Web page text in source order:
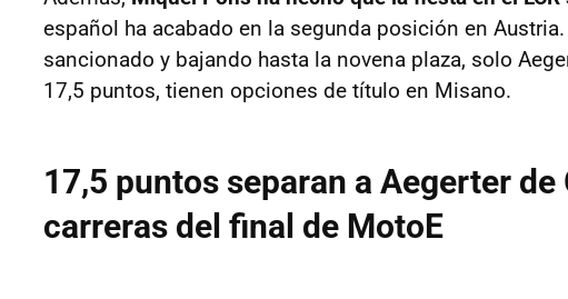
español ha acabado en la segunda posición en
sancionado y bajando hasta la novena plaza, solo
17,5 puntos, tienen opciones de título en Misano.
17,5 puntos separan a Aegerter de
carreras del final de MotoE